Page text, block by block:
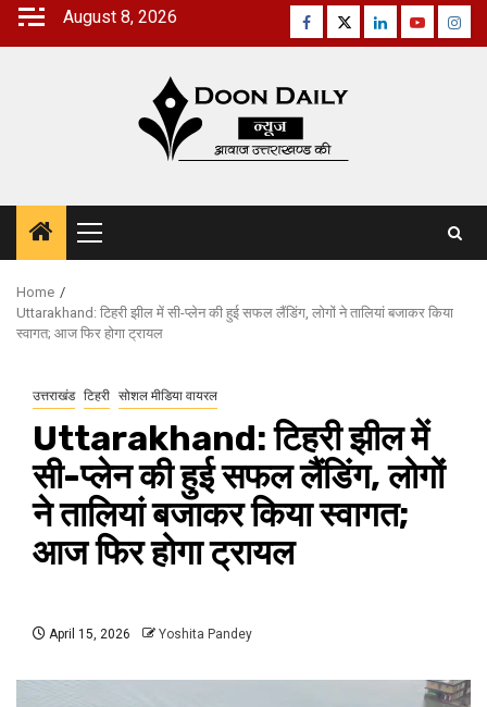
Skip
August 8, 2026 Facebook
TwitterLinkedinYoutube
Primary
Menu
Home
Uttarakhand: टिहरी झील में सी-प्लेन की हुई सफल लैंडिंग, लोगों ने तालियां बजाकर किया
स्वागत; आज फिर होगा ट्रायल
उत्तराखंड टिहरी सोशल मीडिया वायरल
Uttarakhand: टिहरी झील में
सी-प्लेन की हुई सफल लैंडिंग, लोगों
ने तालियां बजाकर किया स्वागत;
आज फिर होगा ट्रायल
April 15, 2026 Yoshita Pandey